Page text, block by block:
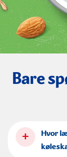
Bare
+
Hvor